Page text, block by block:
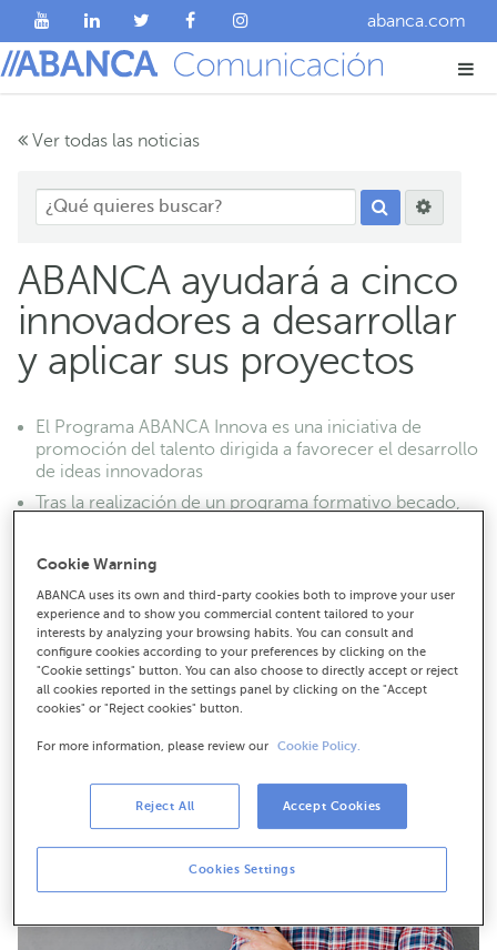
abanca.com
Ver todas las noticias
ABANCA ayudará a cinco
innovadores a desarrollar
y aplicar sus proyectos
El Programa ABANCA Innova es una iniciativa de
promoción del talento dirigida a favorecer el desarrollo
de ideas innovadoras
Tras la realización de un programa formativo becado,
nuevas ideas
Cookie Warning
ABANCA uses its own and third-party cookies both to improve your user
experience and to show you commercial content tailored to your
interests by analyzing your browsing habits. You can consult and
configure cookies according to your preferences by clicking on the
"Cookie settings" button. You can also choose to directly accept or reject
all cookies reported in the settings panel by clicking on the "Accept
cookies" or "Reject cookies" button.
For more information, please review our Cookie Policy.
Cookies Settings
Reject All Accept Cookies